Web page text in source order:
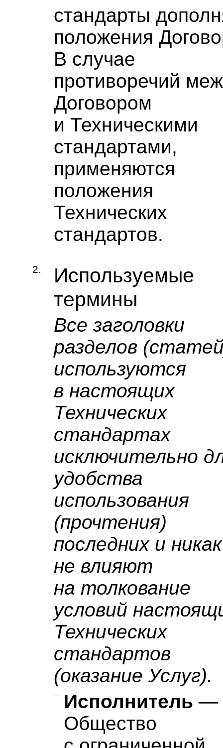
стандарты
положения
В случае
противоречий
Договором
и Техническими
стандартами,
применяются
положения
Технических
стандартов.
2.
Используемые
термины
Все заголовки
разделов
используются
в настоящих
Технических
стандартах
исключительно
удобства
использования
(прочтения)
последних и никак
не влияют
на толкование
условий
Технических
стандартов
(оказание Услуг).
Исполнитель —
Общество